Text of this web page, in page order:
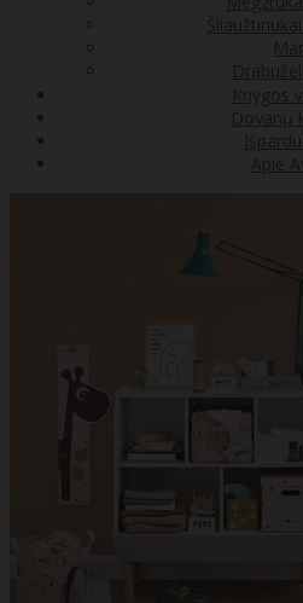
Knygos
Dovanų
Apie